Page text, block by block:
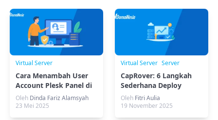
Virtual Server
Cara Menambah User
Account Plesk Panel di
Cloud VPS – Kontrol
Akses & Keamanan
Oleh Dinda Fariz Alamsyah
23 Mei 2025
Virtual Server Server
CapRover: 6 Langkah
Sederhana Deploy
Aplikasi dengan Mudah
Oleh Fitri Aulia
19 November 2025